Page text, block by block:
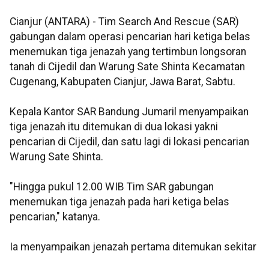
Cianjur (ANTARA) - Tim Search And Rescue (SAR)
gabungan dalam operasi pencarian hari ketiga belas
menemukan tiga jenazah yang tertimbun longsoran
tanah di Cijedil dan Warung Sate Shinta Kecamatan
Cugenang, Kabupaten Cianjur, Jawa Barat, Sabtu.
Kepala Kantor SAR Bandung Jumaril menyampaikan
tiga jenazah itu ditemukan di dua lokasi yakni
pencarian di Cijedil, dan satu lagi di lokasi pencarian
Warung Sate Shinta.
"Hingga pukul 12.00 WIB Tim SAR gabungan
menemukan tiga jenazah pada hari ketiga belas
pencarian," katanya.
Ia menyampaikan jenazah pertama ditemukan sekitar